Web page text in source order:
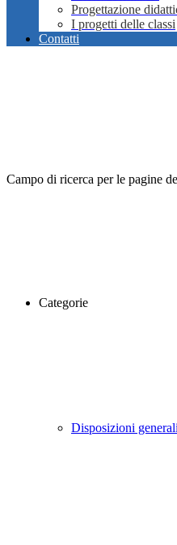
Progettazione
I progetti delle classi
Contatti
Campo di ricerca per le pagine
Categorie
Disposizioni generali